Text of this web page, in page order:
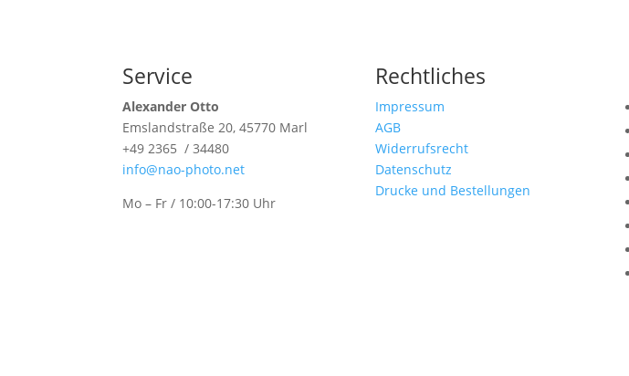
Service
Alexander Otto
Emslandstraße 20, 45770 Marl
+49 2365 / 34480
info@nao-photo.net
Mo – Fr / 10:00-17:30 Uhr
Rechtliches
Impressum
AGB
Widerrufsrecht
Datenschutz
Drucke und Bestellungen